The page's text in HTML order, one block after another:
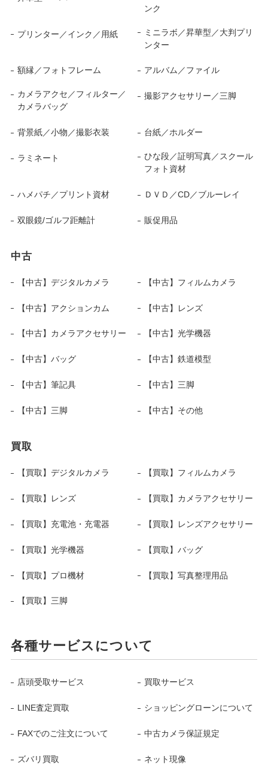
ンク
プリンター／インク／用紙
ミニラボ／昇華型／大判プリ
ンター
額縁／フォトフレーム アルバム／ファイル
カメラアクセ／フィルター／
カメラバッグ
撮影アクセサリー／三脚
背景紙／小物／撮影衣装 台紙／ホルダー
ラミネート
ひな段／証明写真／スクール
フォト資材
ハメパチ／プリント資材 ＤＶＤ／CD／ブルーレイ
双眼鏡/ゴルフ距離計 販促用品
中古
【中古】デジタルカメラ 【中古】フィルムカメラ
【中古】アクションカム 【中古】レンズ
【中古】カメラアクセサリー 【中古】光学機器
【中古】バッグ 【中古】鉄道模型
【中古】筆記具 【中古】三脚
【中古】三脚 【中古】その他
買取
【買取】デジタルカメラ 【買取】フィルムカメラ
【買取】レンズ 【買取】カメラアクセサリー
【買取】充電池・充電器 【買取】レンズアクセサリー
【買取】光学機器 【買取】バッグ
【買取】プロ機材 【買取】写真整理用品
【買取】三脚
各種サービスについて
店頭受取サービス 買取サービス
LINE査定買取 ショッピングローンについて
FAXでのご注文について 中古カメラ保証規定
ズバリ買取 ネット現像